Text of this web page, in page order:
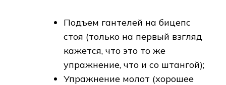
Подъем гантелей на бицепс
стоя (только на первый взгляд
кажется, что это то же
упражнение, что и со штангой);
Упражнение молот (хорошее